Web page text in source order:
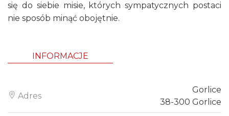
się do siebie misie, których sympatycznych postaci
nie sposób minąć obojętnie.
INFORMACJE
Adres
Gorlice
38-300 Gorlice